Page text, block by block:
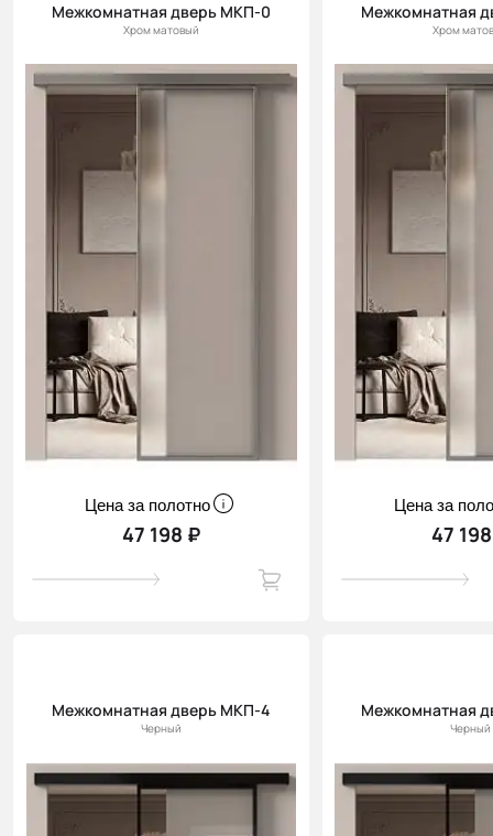
Межкомнатная дверь МКП-0
Хром матовый
Цена за полотно
47 198 ₽
Межкомнатная
Хром
Цена за
47
Межкомнатная дверь МКП-4
Черный
Межкомнатная
Черный